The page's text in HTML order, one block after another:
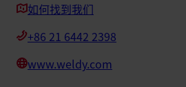
如何找到我们
+86 21 6442 2398
www.weldy.com